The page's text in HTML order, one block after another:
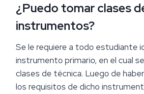
¿Puedo tomar clases
instrumentos?
Se le requiere a todo estudiante
instrumento primario, en el cual
clases de técnica. Luego de
los requisitos de dicho